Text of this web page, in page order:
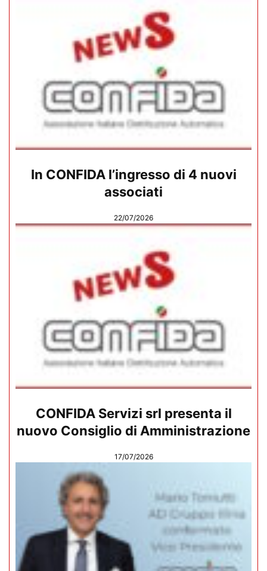
In CONFIDA l’ingresso di 4 nuovi
associati
22/07/2026
CONFIDA Servizi srl presenta il
nuovo Consiglio di Amministrazione
17/07/2026